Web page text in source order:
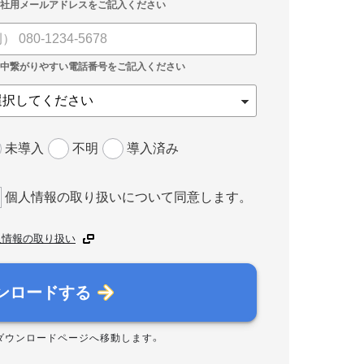
未導入 不明 導入済み
個人情報の取り扱いについて同意します。
報の取り扱い
ロードする
ウンロードページへ移動します。